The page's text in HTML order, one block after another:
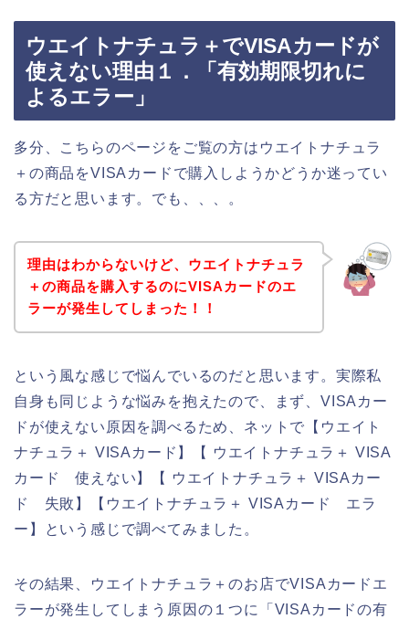
ウエイトナチュラ＋でVISAカードが
使えない理由１．「有効期限切れに
よるエラー」
多分、こちらのページをご覧の方はウエイトナチュラ
＋の商品をVISAカードで購入しようかどうか迷ってい
る方だと思います。でも、、、。
理由はわからないけど、ウエイトナチュラ
＋の商品を購入するのにVISAカードのエ
ラーが発生してしまった！！
という風な感じで悩んでいるのだと思います。実際私
自身も同じような悩みを抱えたので、まず、VISAカー
ドが使えない原因を調べるため、ネットで【ウエイト
ナチュラ＋ VISAカード】【 ウエイトナチュラ＋ VISA
カード 使えない】【 ウエイトナチュラ＋ VISAカー
ド 失敗】【ウエイトナチュラ＋ VISAカード エラ
ー】という感じで調べてみました。
その結果、ウエイトナチュラ＋のお店でVISAカードエ
ラーが発生してしまう原因の１つに「VISAカードの有